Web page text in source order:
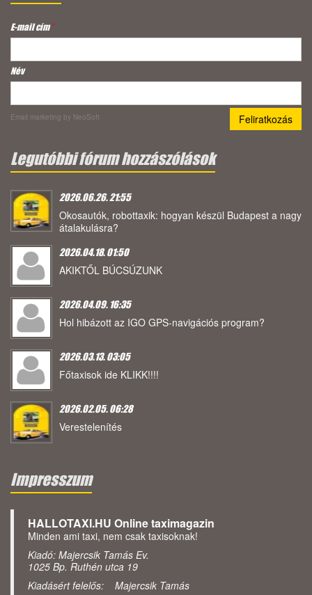
E-mail cím*
Név
Email marketing by NeoSoft
Legutóbbi fórum hozzászólások
2026.06.26. 21:55
Okosautók, robottaxik: hogyan készül Budapest a nagy
átalakulásra?
2026.04.18. 01:50
AKIKTŐL BÚCSÚZUNK
2026.04.09. 16:35
Hol hibázott az IGO GPS-navigációs program?
2026.03.13. 03:05
Főtaxisok ide KLIKK!!!!
2026.02.05. 06:28
Verestelenítés
Impresszum
HALLOTAXI.HU Online taximagazin
Minden ami taxi, nem csak taxisoknak!
Kiadó: Majercsik Tamás Ev.
1025 Bp. Ruthén utca 19
Kiadásért felelős: Majercsik Tamás